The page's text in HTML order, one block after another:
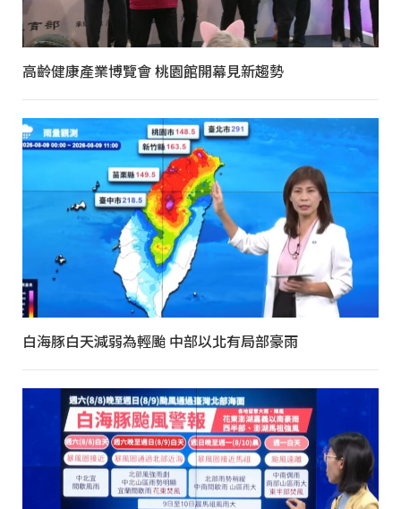
高齡健康產業博覽會 桃園館開幕見新趨勢
白海豚白天減弱為輕颱 中部以北有局部豪雨